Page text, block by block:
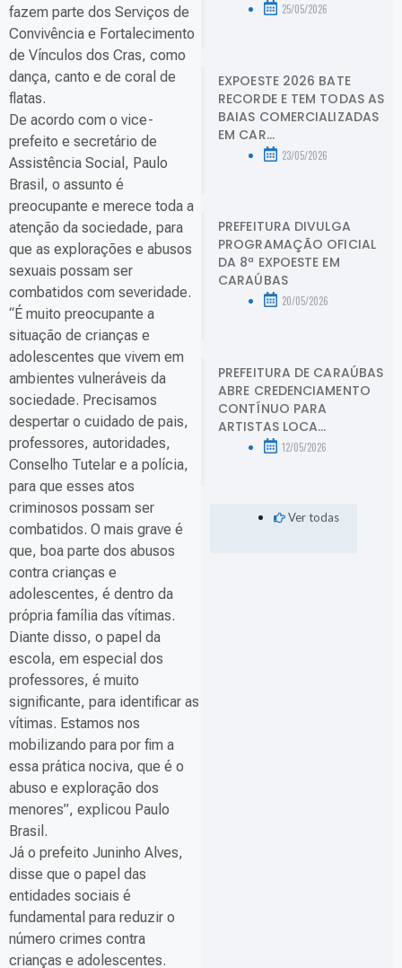
fazem parte dos Serviços de
Convivência e Fortalecimento
de Vínculos dos Cras, como
dança, canto e de coral de
flatas.
De acordo com o vice-
prefeito e secretário de
Assistência Social, Paulo
Brasil, o assunto é
preocupante e merece toda a
atenção da sociedade, para
que as explorações e abusos
sexuais possam ser
combatidos com severidade.
“É muito preocupante a
situação de crianças e
adolescentes que vivem em
ambientes vulneráveis da
sociedade. Precisamos
despertar o cuidado de pais,
professores, autoridades,
Conselho Tutelar e a polícia,
para que esses atos
criminosos possam ser
combatidos. O mais grave é
que, boa parte dos abusos
contra crianças e
adolescentes, é dentro da
própria família das vítimas.
Diante disso, o papel da
escola, em especial dos
professores, é muito
significante, para identificar as
vítimas. Estamos nos
mobilizando para por fim a
essa prática nociva, que é o
abuso e exploração dos
menores”, explicou Paulo
Brasil.
Já o prefeito Juninho Alves,
disse que o papel das
entidades sociais é
fundamental para reduzir o
número crimes contra
crianças e adolescentes.
25/05/2026
EXPOESTE 2026 BATE
RECORDE E TEM TODAS AS
BAIAS COMERCIALIZADAS
EM CAR...
23/05/2026
PREFEITURA DIVULGA
PROGRAMAÇÃO OFICIAL
DA 8ª EXPOESTE EM
CARAÚBAS
20/05/2026
PREFEITURA DE CARAÚBAS
ABRE CREDENCIAMENTO
CONTÍNUO PARA
ARTISTAS LOCA...
12/05/2026
Ver todas